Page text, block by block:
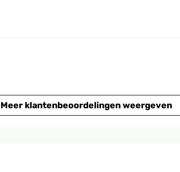
Meer klantenbeoordelingen weergeven